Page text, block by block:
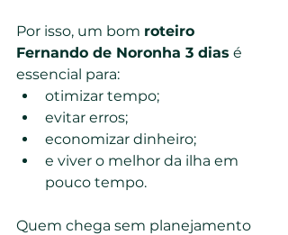
Por isso, um bom roteiro
Fernando de Noronha 3 dias é
essencial para:
otimizar tempo;
evitar erros;
economizar dinheiro;
e viver o melhor da ilha em
pouco tempo.
Quem chega sem planejamento